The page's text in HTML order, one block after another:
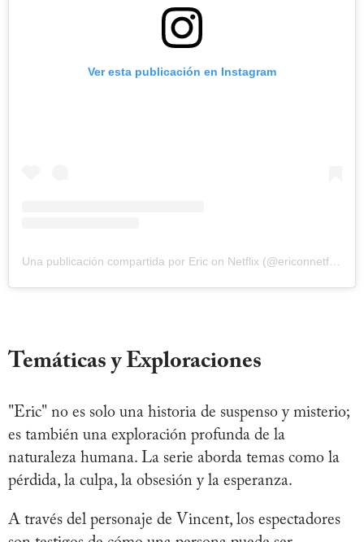
Ver esta publicación en Instagram
Temáticas y Exploraciones
"Eric" no es solo una historia de suspenso y misterio;
es también una exploración profunda de la
naturaleza humana. La serie aborda temas como la
pérdida, la culpa, la obsesión y la esperanza.
A través del personaje de Vincent, los espectadores